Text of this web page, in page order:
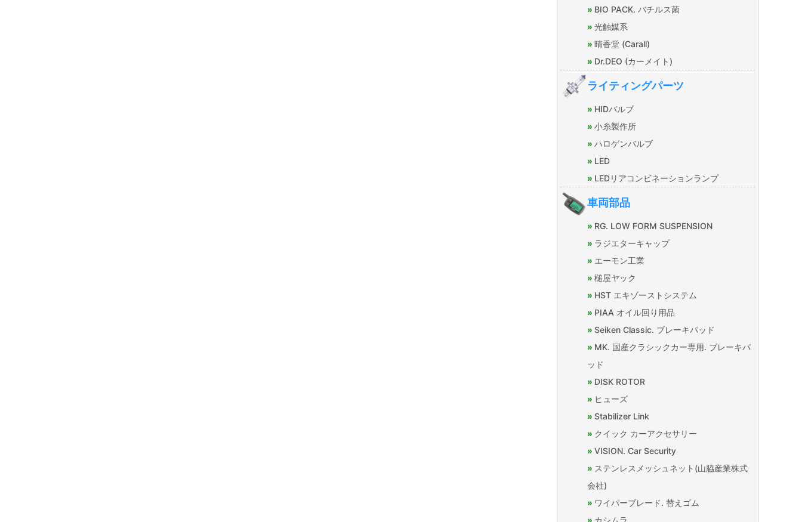
BIO PACK. バチルス菌
光触媒系
晴香堂 (Carall)
Dr.DEO (カーメイト)
ライティングパーツ
HIDバルブ
小糸製作所
ハロゲンバルブ
LED
LEDリアコンビネーションランプ
車両部品
RG. LOW FORM SUSPENSION
ラジエターキャップ
エーモン工業
槌屋ヤック
HST エキゾーストシステム
PIAA オイル回り用品
Seiken Classic. ブレーキパッド
MK. 国産クラシックカー専用. ブレーキパ
ッド
DISK ROTOR
ヒューズ
Stabilizer Link
クイック カーアクセサリー
VISION. Car Security
ステンレスメッシュネット(山脇産業株式
会社)
ワイパーブレード. 替えゴム
カシムラ